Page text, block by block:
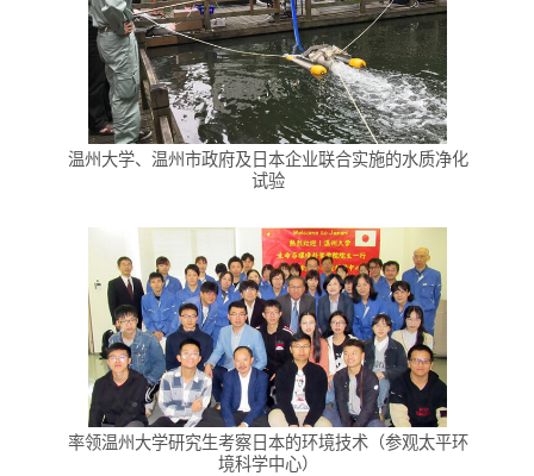
温州大学、温州市政府及日本企业联合实施的水质净化
试验
率领温州大学研究生考察日本的环境技术（参观太平环
境科学中心）